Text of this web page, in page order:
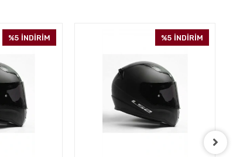
%5 İNDİRİM %5 İNDİRİM